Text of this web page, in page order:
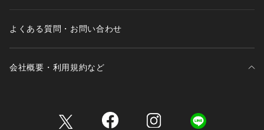
よくある質問・お問い合わせ
会社概要・利用規約など